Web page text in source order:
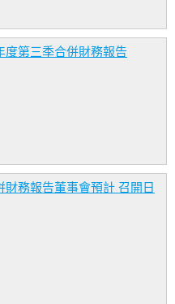
度第三季合併財務報告
務報告董事會預計 召開日